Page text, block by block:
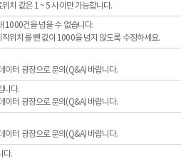
치 값은 1 ~ 5 사이만 가능합니다.
1000건을 넘을 수 없습니다.
위치를 뺀 값이 1000을 넘지 않도록 수정하세요.
이터 광장으로 문의(Q&A) 바랍니다.
니다.
이터 광장으로 문의(Q&A) 바랍니다.
이터 광장으로 문의(Q&A) 바랍니다.
다.